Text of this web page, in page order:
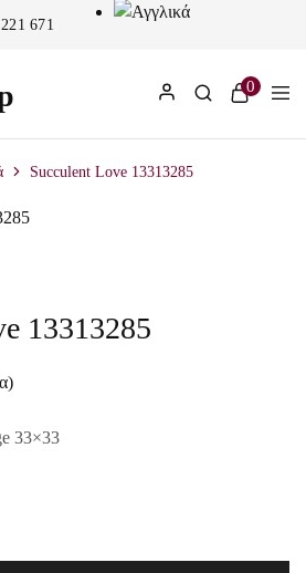
671
0
Succulent Love 13313285
13313285
33×33